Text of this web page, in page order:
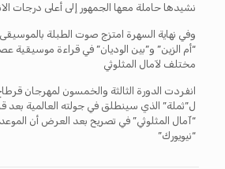
نشيدها حاملة معها الجمهور إلى أعلى درجات
وفي نهاية السهرة امتزج صوت الطبلة بالموسيقى
“أم الزين” و”بين الوديان” في قراءة موسيقية
مختلف لآمال المثلوثي
انفردت الدورة الثالثة والخمسون لمهرجان
ل”ثملة” الذي سينطلق في جولته العالمية بعد
“آمال المثلوثي” في تصريح بعد العرض أن
“نيويورك”